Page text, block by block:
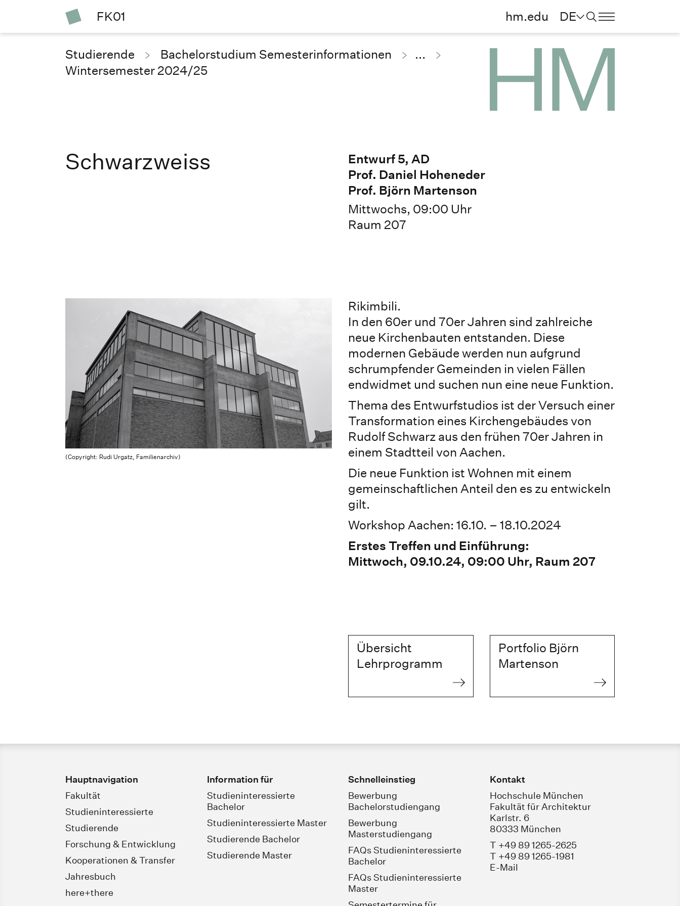
FK01 hm.edu DE
Studierende Bachelorstudium Semesterinformationen
...
Wintersemester 2024/25
Schwarzweiss
Entwurf 5, AD
Prof. Daniel Hoheneder
Prof. Björn Martenson
Mittwochs, 09:00 Uhr
Raum 207
(Copyright: Rudi Urgatz, Familienarchiv)
Rikimbili.
In den 60er und 70er Jahren sind zahlreiche
neue Kirchenbauten entstanden. Diese
modernen Gebäude werden nun aufgrund
schrumpfender Gemeinden in vielen Fällen
endwidmet und suchen nun eine neue Funktion.
Thema des Entwurfstudios ist der Versuch einer
Transformation eines Kirchengebäudes von
Rudolf Schwarz aus den frühen 70er Jahren in
einem Stadtteil von Aachen.
Die neue Funktion ist Wohnen mit einem
gemeinschaftlichen Anteil den es zu entwickeln
gilt.
Workshop Aachen: 16.10. – 18.10.2024
Erstes Treffen und Einführung:
Mittwoch, 09.10.24, 09:00 Uhr, Raum 207
Übersicht
Lehrprogramm
Portfolio Björn
Martenson
Hauptnavigation
Fakultät
Studieninteressierte
Studierende
Forschung & Entwicklung
Kooperationen & Transfer
Jahresbuch
here+there
Information für
Studieninteressierte
Bachelor
Studieninteressierte Master
Studierende Bachelor
Studierende Master
Schnelleinstieg
Bewerbung
Bachelorstudiengang
Bewerbung
Masterstudiengang
FAQs Studieninteressierte
Bachelor
FAQs Studieninteressierte
Master
Kontakt
Hochschule München
Fakultät für Architektur
Karlstr. 6
80333 München
T +49 89 1265-2625
T +49 89 1265-1981
E-Mail